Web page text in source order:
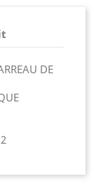
DE